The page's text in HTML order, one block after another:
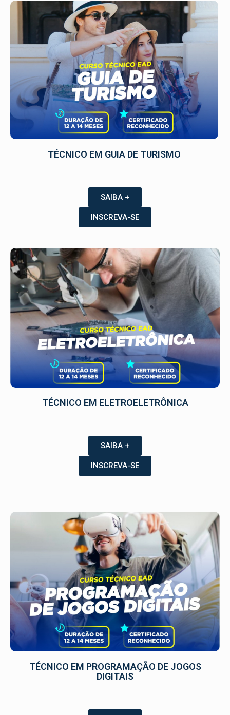
TÉCNICO EM GUIA DE TURISMO
SAIBA +
INSCREVA-SE
TÉCNICO EM ELETROELETRÔNICA
SAIBA +
INSCREVA-SE
TÉCNICO EM PROGRAMAÇÃO DE JOGOS
DIGITAIS